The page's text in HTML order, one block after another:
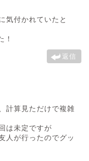
気付かれていたと
！
返信
計算見ただけで複雑
は未定ですが
人が行ったのでグッ